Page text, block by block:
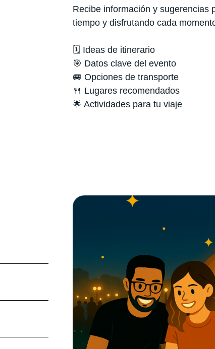
Recibe información y sugerencias
tiempo y disfrutando cada
🗓️ Ideas de itinerario
🎯 Datos clave del evento
🚐 Opciones de transporte
🍴 Lugares recomendados
🌟 Actividades para tu viaje